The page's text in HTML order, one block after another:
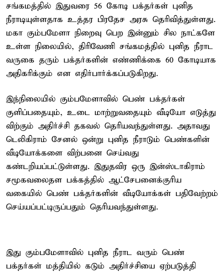
சங்கமத்தில் இதுவரை 56 கோடி பக்தர்கள் புனித
நீராடியுள்ளதாக உத்தர பிரதேச அரசு தெரிவித்துள்ளது.
மகா கும்பமேளா நிறைவு பெற இன்னும் சில நாட்களே
உள்ள நிலையில், திரிவேணி சங்கமத்தில் புனித நீராட
வருகை தரும் பக்தர்களின் எண்ணிக்கை 60 கோடியாக
அதிகரிக்கும் என எதிர்பார்க்கப்படுகிறது.
இந்நிலையில் கும்பமேளாவில் பெண் பக்தர்கள்
குளிப்பதையும், உடை மாற்றுவதையும் வீடியோ எடுத்து
விற்கும் அதிர்ச்சி தகவல் தெரியவந்துள்ளது. அதாவது
டெலிகிராம் சேனல் ஒன்று புனித நீராடும் பெண்களின்
வீடியோக்களை விற்பனை செய்வது
கண்டறியப்பட்டுள்ளது. இதுதவிர ஒரு இன்ஸ்டாகிராம்
சமூகவலைதள பக்கத்தில் ஆட்சேபனைக்குரிய
வகையில் பெண் பக்தர்களின் வீடியோக்கள் பதிவேற்றம்
செய்யப்பட்டிருப்பதும் தெரியவந்துள்ளது.
இது கும்பமேளாவில் புனித நீராட வரும் பெண்
பக்தர்கள் மத்தியில் கடும் அதிர்ச்சியை ஏற்படுத்தி